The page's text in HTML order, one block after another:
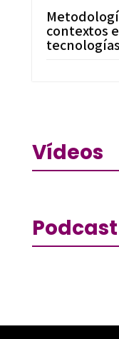
contextos
tecnologías
Vídeos
Podcast